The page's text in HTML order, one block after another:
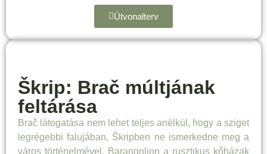
Útvonalterv
Škrip: Brač múltjának
feltárása
Brač látogatása nem lehet teljes anélkül, hogy a sziget
legrégebbi falujában, Škripben ne ismerkedne meg a
város történelmével. Barangoljon a rusztikus kőházak